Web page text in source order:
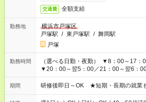
交通費 全額支給
勤務地
横浜市戸塚区
戸塚駅 / 東戸塚駅 / 舞岡駅
戸塚
勤務時間
（選べる日勤・夜勤） ▼8：00～17：
▼20：00～翌5：00／21：00～翌6：
期間 研修後即日～OK ★短期・長期の就業